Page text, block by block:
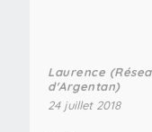
Laurence
d'Argentan)
24 juillet 2018